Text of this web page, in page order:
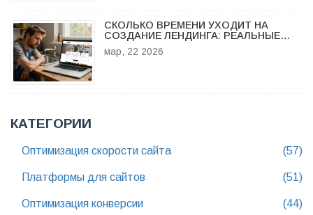
СКОЛЬКО ВРЕМЕНИ УХОДИТ НА
СОЗДАНИЕ ЛЕНДИНГА: РЕАЛЬНЫЕ
СРОКИ ОТ ИДЕИ ДО ЗАПУСКА
мар, 22 2026
КАТЕГОРИИ
Оптимизация скорости сайта (57)
Платформы для сайтов (51)
Оптимизация конверсии (44)